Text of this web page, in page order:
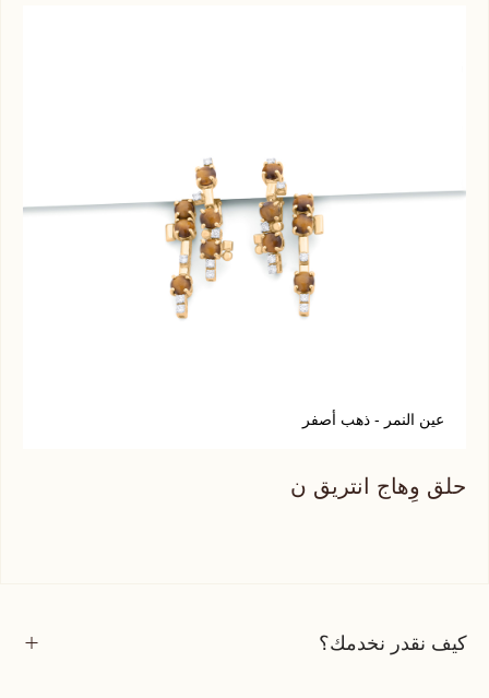
عين النمر - ذهب أصفر
حلق وِهاج انتريق ن
كيف نقدر نخدمك؟